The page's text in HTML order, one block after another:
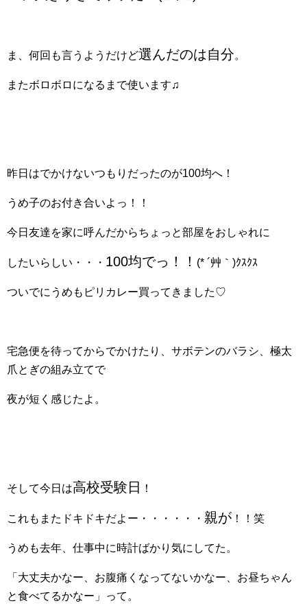
ま、何回も言うようだけど選んだのは自分。
またボロボロになるまで使います♫
昨日はでかけないつもりだったのが100均へ！
うめ子のお付き合いよっ！！
今日友達を家に呼んだからちょっと部屋をおしゃれに
したいらしい・・・ 100均でっ！！ (* ´艸｀)ｸｽｸｽ
ついでにうめもピリカレー買ってきました♡
宅急便を待ってからでかけたり、サボテンのバラシ、極太
爪とぎの組み立てで
夜が短く感じたよ。
そして今日は高校受験日 ！
これもまたドキドキだよー・・・・・・ 親が ！！笑
うめも去年、仕事中に時計ばかり気にしてた。
「大丈夫かなー、お腹痛くなってないかなー、お昼ちゃん
と食べてるかなー」って。